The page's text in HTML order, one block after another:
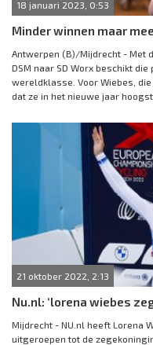
18 januari 2023, 0:53
Minder winnen maar
Antwerpen (B)/Mijdrecht - Met
DSM naar SD Worx beschikt
wereldklasse. Voor Wiebes,
dat ze in het nieuwe jaar
21 oktober 2022, 2:13
Nu.nl: ‘lorena wiebes
Mijdrecht - NU.nl heeft Lorena
uitgeroepen tot de